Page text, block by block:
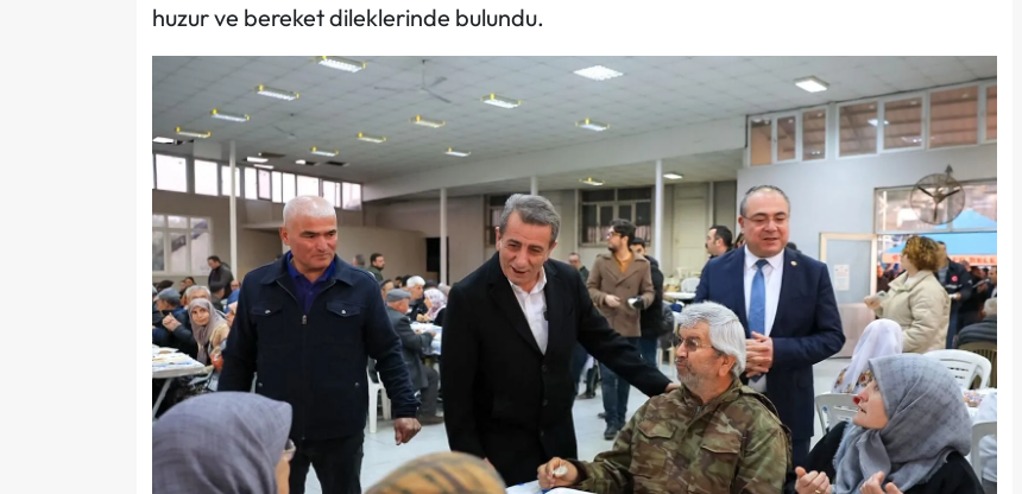
huzur ve bereket dileklerinde bulundu.